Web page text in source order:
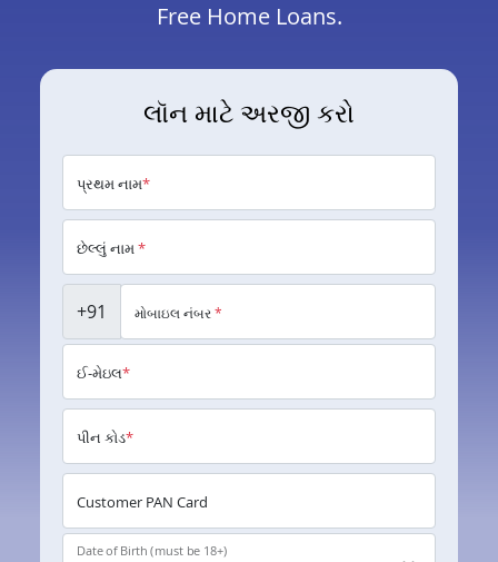
Free Home Loans.
લૉન માટે અરજી કરો
પ્રથમ નામ*
છેલ્લું નામ*
+91 મોબાઇલ નંબર*
ઈ-મેઇલ*
પીન કોડ*
Customer PAN Card
Date of Birth (must be 18+)